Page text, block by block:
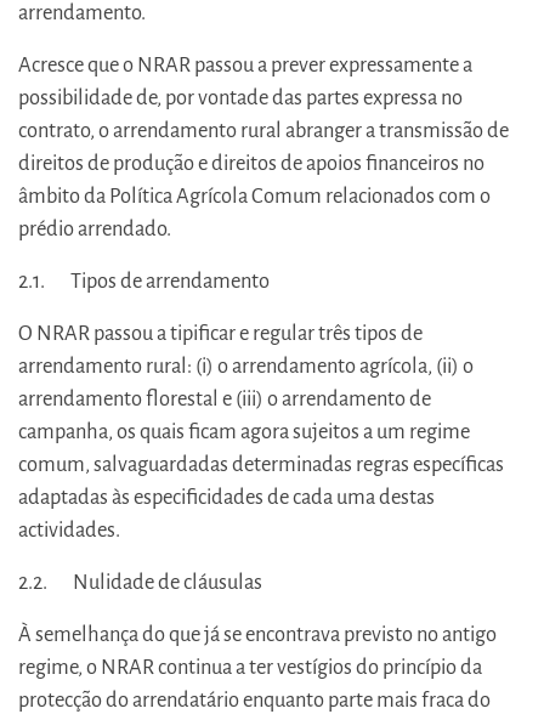
arrendamento.
Acresce que o NRAR passou a prever expressamente a
possibilidade de, por vontade das partes expressa no
contrato, o arrendamento rural abranger a transmissão de
direitos de produção e direitos de apoios financeiros no
âmbito da Política Agrícola Comum relacionados com o
prédio arrendado.
2.1. Tipos de arrendamento
O NRAR passou a tipificar e regular três tipos de
arrendamento rural: (i) o arrendamento agrícola, (ii) o
arrendamento florestal e (iii) o arrendamento de
campanha, os quais ficam agora sujeitos a um regime
comum, salvaguardadas determinadas regras específicas
adaptadas às especificidades de cada uma destas
actividades.
2.2. Nulidade de cláusulas
À semelhança do que já se encontrava previsto no antigo
regime, o NRAR continua a ter vestígios do princípio da
protecção do arrendatário enquanto parte mais fraca do